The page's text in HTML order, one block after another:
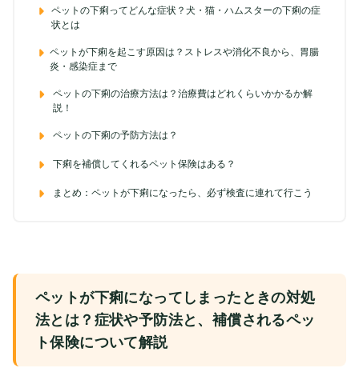
ペットの下痢ってどんな症状？犬・猫・ハムスターの下痢の症
状とは
ペットが下痢を起こす原因は？ストレスや消化不良から、胃腸
炎・感染症まで
ペットの下痢の治療方法は？治療費はどれくらいかかるか解
説！
ペットの下痢の予防方法は？
下痢を補償してくれるペット保険はある？
まとめ：ペットが下痢になったら、必ず検査に連れて行こう
ペットが下痢になってしまったときの対処
法とは？症状や予防法と、補償されるペッ
ト保険について解説